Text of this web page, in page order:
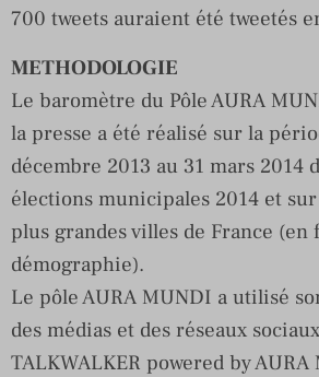
700 tweets auraient été tweetés
METHODOLOGIE
Le baromètre du Pôle AURA
la presse a été réalisé sur la
décembre 2013 au 31 mars 2014
élections municipales 2014 et
plus grandes villes de France
démographie).
Le pôle AURA MUNDI a utilisé
des médias et des réseaux
TALKWALKER powered by AURA